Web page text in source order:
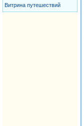
Витрина путешествий